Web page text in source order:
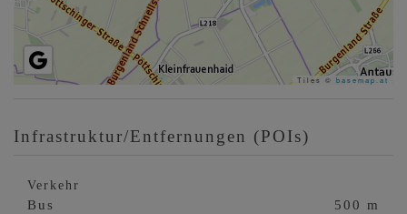
Tiles © basemap.at
Infrastruktur/Entfernungen (POIs)
Verkehr
Bus 500 m